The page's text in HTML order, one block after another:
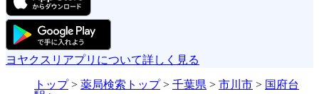
ヨヤクスリアプリについて詳しく見る
トップ> 薬局検索トップ> 千葉県 > 市川市 > 国府台